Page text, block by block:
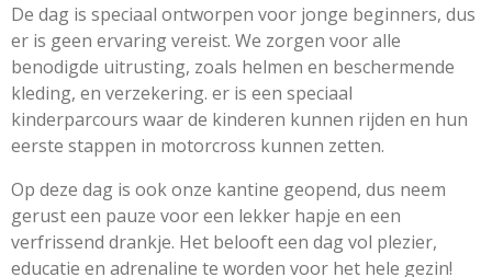
De dag is speciaal ontworpen voor jonge beginners, dus
er is geen ervaring vereist. We zorgen voor alle
benodigde uitrusting, zoals helmen en beschermende
kleding, en verzekering. er is een speciaal
kinderparcours waar de kinderen kunnen rijden en hun
eerste stappen in motorcross kunnen zetten.
Op deze dag is ook onze kantine geopend, dus neem
gerust een pauze voor een lekker hapje en een
verfrissend drankje. Het belooft een dag vol plezier,
educatie en adrenaline te worden voor het hele gezin!